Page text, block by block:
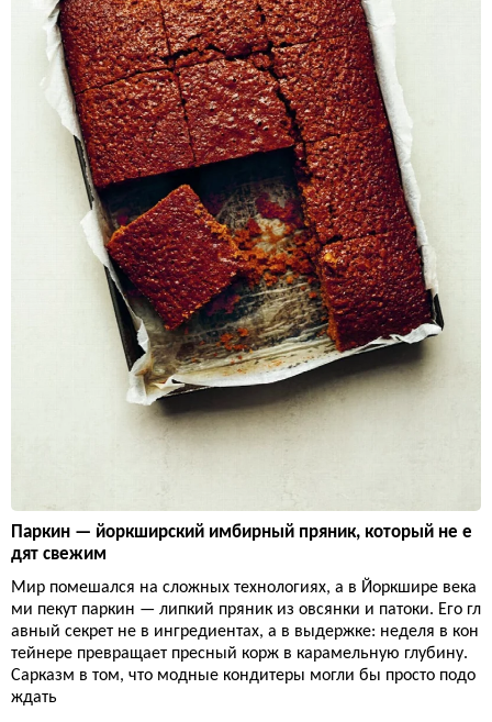
Паркин — йоркширский имбирный пряник, который не е
дят свежим
Мир помешался на сложных технологиях, а в Йоркшире века
ми пекут паркин — липкий пряник из овсянки и патоки. Его гл
авный секрет не в ингредиентах, а в выдержке: неделя в кон
тейнере превращает пресный корж в карамельную глубину.
Сарказм в том, что модные кондитеры могли бы просто подо
ждать